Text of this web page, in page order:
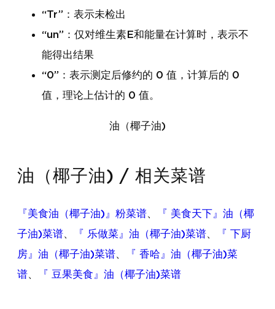
“Tr”：表示未检出
“un”：仅对维生素E和能量在计算时，表示不
能得出结果
“0”：表示测定后修约的 0 值，计算后的 0
值，理论上估计的 0 值。
油（椰子油)
油（椰子油) / 相关菜谱
『美食油（椰子油)』粉菜谱、
『 美食天下』油（椰
子油)菜谱、 『 乐做菜』油（椰子油)菜谱、
『 下厨
房』油（椰子油)菜谱、
『 香哈』油（椰子油)菜
谱、 『 豆果美食』油（椰子油)菜谱